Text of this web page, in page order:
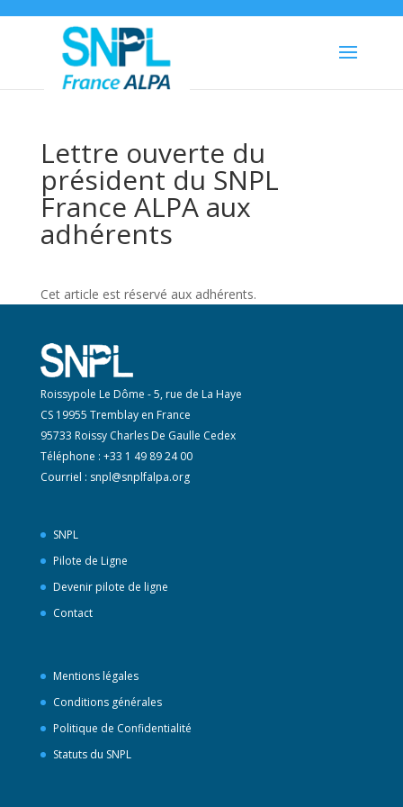
Lettre ouverte du
président du SNPL
France ALPA aux
adhérents
Cet article est réservé aux adhérents.
Roissypole Le Dôme - 5, rue de La Haye
CS 19955 Tremblay en France
95733 Roissy Charles De Gaulle Cedex
Téléphone : +33 1 49 89 24 00
Courriel : snpl@snplfalpa.org
SNPL
Pilote de Ligne
Devenir pilote de ligne
Contact
Mentions légales
Conditions générales
Politique de Confidentialité
Statuts du SNPL